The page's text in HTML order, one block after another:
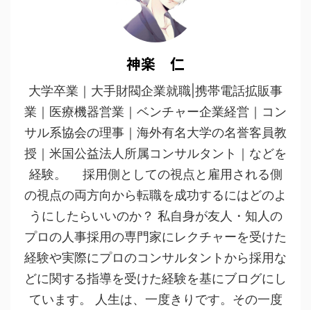
神楽 仁
大学卒業｜大手財閥企業就職|携帯電話拡販事
業｜医療機器営業｜ベンチャー企業経営｜コン
サル系協会の理事｜海外有名大学の名誉客員教
授｜米国公益法人所属コンサルタント｜などを
経験。 採用側としての視点と雇用される側
の視点の両方向から転職を成功するにはどのよ
うにしたらいいのか？ 私自身が友人・知人の
プロの人事採用の専門家にレクチャーを受けた
経験や実際にプロのコンサルタントから採用な
どに関する指導を受けた経験を基にブログにし
ています。 人生は、一度きりです。その一度